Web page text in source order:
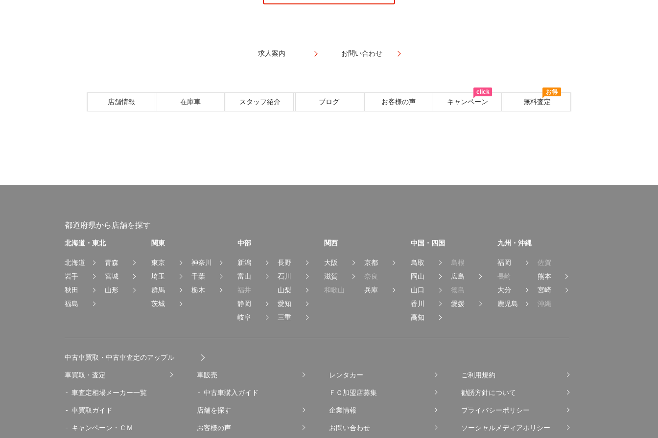
求人案内 お問い合わせ
店舗情報 在庫車 スタッフ紹介 ブログ お客様の声 キャンペーン
お得
無料査定
click
都道府県から店舗を探す
北海道・東北
北海道
青森
岩手
宮城
秋田
山形
福島
関東
東京
神奈川
埼玉
千葉
群馬
栃木
茨城
中部
新潟
長野
富山
石川
福井
山梨
静岡
愛知
岐阜
三重
関西
大阪
京都
滋賀
奈良
和歌山
兵庫
中国・四国
鳥取
島根
岡山
広島
山口
徳島
香川
愛媛
高知
九州・沖縄
福岡
佐賀
長崎
熊本
大分
宮崎
鹿児島
沖縄
中古車買取・中古車査定のアップル
車買取・査定
車査定相場メーカー一覧
車買取ガイド
キャンペーン・ＣＭ
車販売
中古車購入ガイド
店舗を探す
お客様の声
レンタカー
ＦＣ加盟店募集
企業情報
お問い合わせ
ご利用規約
勧誘方針について
プライバシーポリシー
ソーシャルメディアポリシー